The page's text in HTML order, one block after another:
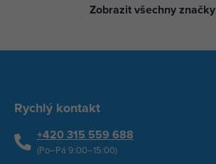
Zobrazit všechny značky
Rychlý kontakt
+420 315 559 688
(Po–Pá 9:00–15:00)